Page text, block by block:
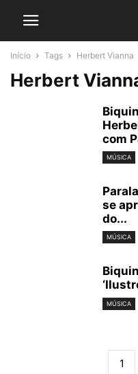
Início Tags Herbert Vianna
Herbert
com
MÚSICA
se
do...
MÚSICA
MÚSICA
1